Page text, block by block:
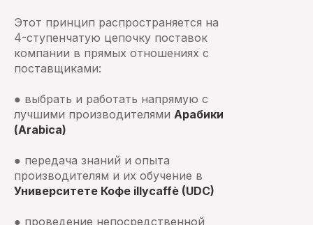
Этот принцип распространяется на
4-ступенчатую цепочку поставок
компании в прямых отношениях с
поставщиками:
● выбрать и работать напрямую с
лучшими производителями Арабики
(Arabica)
● передача знаний и опыта
производителям и их обучение в
Университете Кофе illycaffè (UDC)
● проведение непосредственной